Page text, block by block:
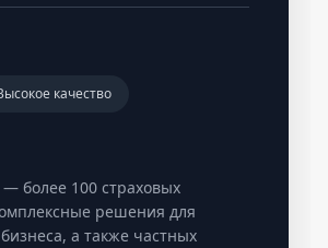
качество
— более 100 страховых
решения для
а также частных